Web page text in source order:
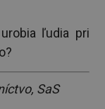
ľudia pri
SaS